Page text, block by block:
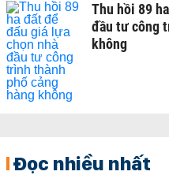
Thu hồi 89
đầu tư công
không
Đọc nhiều nhất